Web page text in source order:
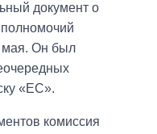
документ о
мая. Он был
«ЕС».
комиссия